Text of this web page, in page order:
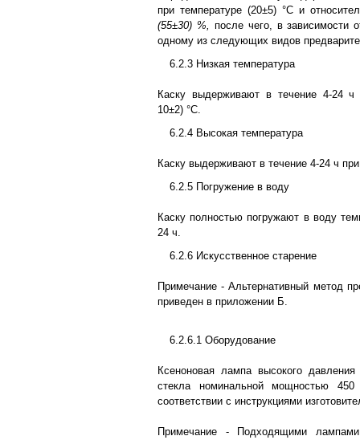
при температуре (20±5) °С и
(55±30) %, после чего, в зависимости
одному из следующих видов
6.2.3 Низкая температура
Каску выдерживают в течение 4-24 ч
10±2) °С.
6.2.4 Высокая температура
Каску выдерживают в течение 4-24 ч
6.2.5 Погружение в воду
Каску полностью погружают в воду
24 ч.
6.2.6 Искусственное старение
Примечание - Альтернативный метод
приведен в приложении Б.
6.2.6.1 Оборудование
Ксеноновая лампа высокого
стекла номинальной мощностью
соответствии с инструкциями
Примечание - Подходящими